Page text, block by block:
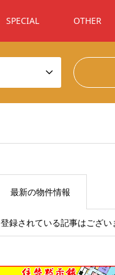
SPECIAL OTHER
最新の物件情報
登録されている記事はござい